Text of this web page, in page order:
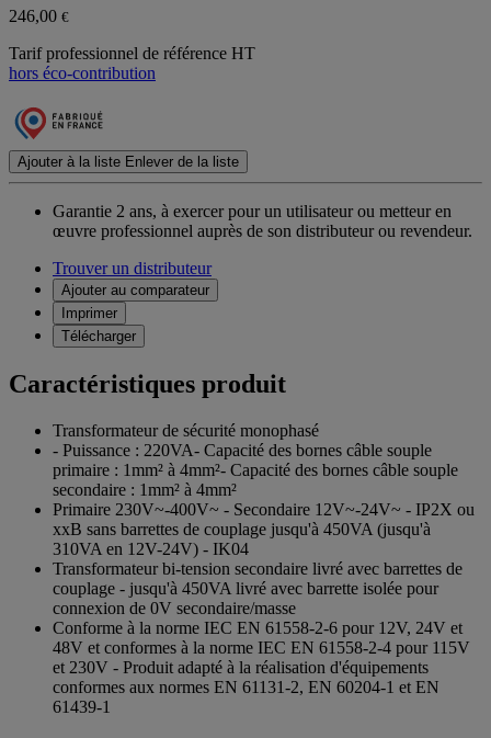
246,00 €
Tarif professionnel de référence HT
hors éco-contribution
Ajouter à la liste Enlever de la liste
Garantie 2 ans, à exercer pour un utilisateur ou metteur en
œuvre professionnel auprès de son distributeur ou revendeur.
Trouver un distributeur
Ajouter au comparateur
Imprimer
Télécharger
Caractéristiques produit
Transformateur de sécurité monophasé
- Puissance : 220VA- Capacité des bornes câble souple
primaire : 1mm² à 4mm²- Capacité des bornes câble souple
secondaire : 1mm² à 4mm²
Primaire 230V~-400V~ - Secondaire 12V~-24V~ - IP2X ou
xxB sans barrettes de couplage jusqu'à 450VA (jusqu'à
310VA en 12V-24V) - IK04
Transformateur bi-tension secondaire livré avec barrettes de
couplage - jusqu'à 450VA livré avec barrette isolée pour
connexion de 0V secondaire/masse
Conforme à la norme IEC EN 61558-2-6 pour 12V, 24V et
48V et conformes à la norme IEC EN 61558-2-4 pour 115V
et 230V - Produit adapté à la réalisation d'équipements
conformes aux normes EN 61131-2, EN 60204-1 et EN
61439-1